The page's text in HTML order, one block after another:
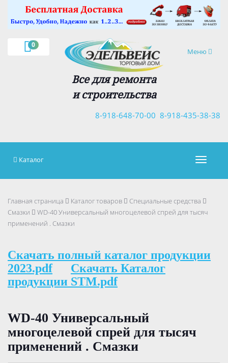
0
Навигация
Меню
Все для ремонта
и строительства
8-918-435-38-38
8-918-648-70-00
×
Каталог
Главная страница Каталог товаров
Специальные средства
Смазки
WD-40 Универсальный многоцелевой спрей для тысяч
применений . Смазки
Скачать полный каталог продукции
2023.pdf
Скачать Каталог
продукции STM.pdf
WD-40 Универсальный
многоцелевой спрей для тысяч
применений . Смазки